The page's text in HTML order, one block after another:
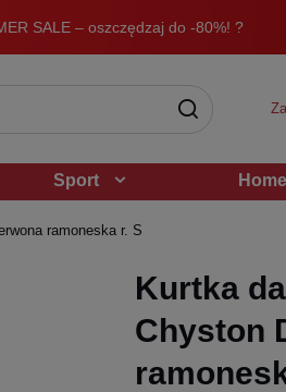
SALE – oszczędzaj do -80%! ?
Sport Home
ramoneska r. S
Kurtka
Chyston